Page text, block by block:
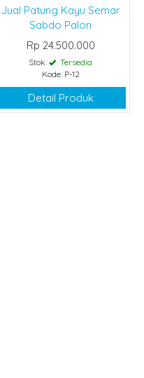
Jual Patung Kayu Semar
Sabdo Palon
Rp 24.500.000
Stok:
Tersedia
Kode: P-12
Detail Produk